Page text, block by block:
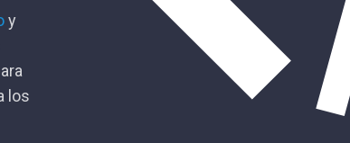
y
los